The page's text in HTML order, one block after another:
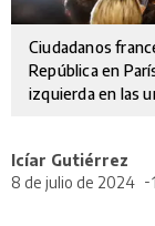
Ciudadanos
República en
izquierda en las
Icíar Gutiérrez
8 de julio de 2024